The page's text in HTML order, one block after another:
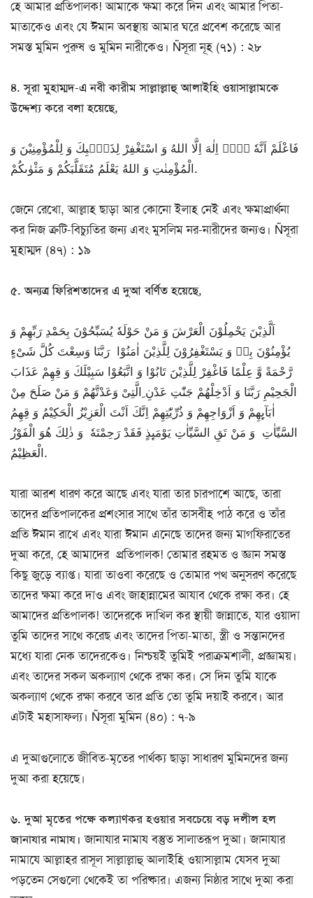
হে আমার প্রতিপালক! আমাকে ক্ষমা করে দিন এবং আমার পিতা-
মাতাকেও এবং যে ঈমান অবস্থায় আমার ঘরে প্রবেশ করেছে আর
সমস্ত মুমিন পুরুষ ও মুমিন নারীকেও। Ñসূরা নূহ (৭১) : ২৮
৪. সূরা মুহাম্মদ-এ নবী কারীম সাল্লাল্লাহু আলাইহি ওয়াসাল্লামকে
উদ্দেশ্য করে বলা হয়েছে,
فَاعْلَمْ اَنَّهٗ لَاۤ اِلٰهَ اِلَّا اللهُ وَ اسْتَغْفِرْ لِذَنْۢبِكَ وَ لِلْمُؤْمِنِیْنَ وَ
الْمُؤْمِنٰتِ وَ اللهُ یَعْلَمُ مُتَقَلَّبَكُمْ وَ مَثْوٰىكُمْ.
জেনে রেখো, আল্লাহ ছাড়া আর কোনো ইলাহ নেই এবং ক্ষমাপ্রার্থনা
কর নিজ ত্রুটি-বিচ্যুতির জন্য এবং মুসলিম নর-নারীদের জন্যও। Ñসূরা
মুহাম্মদ (৪৭) : ১৯
৫. অন্যত্র ফিরিশতাদের এ দুআ বর্ণিত হয়েছে,
اَلَّذِیْنَ یَحْمِلُوْنَ الْعَرْشَ وَ مَنْ حَوْلَهٗ یُسَبِّحُوْنَ بِحَمْدِ رَبِّهِمْ وَ
یُؤْمِنُوْنَ بِهٖ وَ یَسْتَغْفِرُوْنَ لِلَّذِیْنَ اٰمَنُوْا رَبَّنَا وَسِعْتَ كُلَّ شَیْءٍ
رَّحْمَةً وَّ عِلْمًا فَاغْفِرْ لِلَّذِیْنَ تَابُوْا وَ اتَّبَعُوْا سَبِیْلَكَ وَ قِهِمْ عَذَابَ
الْجَحِیْمِ رَبَّنَا وَ اَدْخِلْهُمْ جَنّٰتِ عَدْنِ ِالَّتِیْ وَعَدْتَّهُمْ وَ مَنْ صَلَحَ مِنْ
اٰبَآىِٕهِمْ وَ اَزْوَاجِهِمْ وَ ذُرِّیّٰتِهِمْ اِنَّكَ اَنْتَ الْعَزِیْزُ الْحَكِیْمُ وَ قِهِمُ
السَّیِّاٰتِ وَ مَنْ تَقِ السَّیِّاٰتِ یَوْمَىِٕذٍ فَقَدْ رَحِمْتَهٗ وَ ذٰلِكَ هُوَ الْفَوْزُ
الْعَظِیْمُ.
যারা আরশ ধারণ করে আছে এবং যারা তার চারপাশে আছে, তারা
তাদের প্রতিপালকের প্রশংসার সাথে তাঁর তাসবীহ পাঠ করে ও তাঁর
প্রতি ঈমান রাখে এবং যারা ঈমান এনেছে তাদের জন্য মাগফিরাতের
দুআ করে, হে আমাদের প্রতিপালক! তোমার রহমত ও জ্ঞান সমস্ত
কিছু জুড়ে ব্যাপ্ত। যারা তাওবা করেছে ও তোমার পথ অনুসরণ করেছে
তাদের ক্ষমা করে দাও এবং জাহান্নামের আযাব থেকে রক্ষা কর। হে
আমাদের প্রতিপালক! তাদেরকে দাখিল কর স্থায়ী জান্নাতে, যার ওয়াদা
তুমি তাদের সাথে করেছ এবং তাদের পিতা-মাতা, স্ত্রী ও সন্তানদের
মধ্যে যারা নেক তাদেরকেও। নিশ্চয়ই তুমিই পরাক্রমশালী, প্রজ্ঞাময়।
এবং তাদের সকল অকল্যাণ থেকে রক্ষা কর। সে দিন তুমি যাকে
অকল্যাণ থেকে রক্ষা করবে তার প্রতি তো তুমি দয়াই করবে। আর
এটাই মহাসাফল্য। Ñসূরা মুমিন (৪০) : ৭-৯
এ দুআগুলোতে জীবিত-মৃতের পার্থক্য ছাড়া সাধারণ মুমিনদের জন্য
দুআ করা হয়েছে।
৬. দুআ মৃতের পক্ষে কল্যাণকর হওয়ার সবচেয়ে বড় দলীল হল
জানাযার নামায। জানাযার নামায বস্তুত সালাতরূপ দুআ। জানাযার
নামাযে আল্লাহর রাসূল সাল্লাল্লাহু আলাইহি ওয়াসাল্লাম যেসব দুআ
পড়তেন সেগুলো থেকেই তা পরিষ্কার। এজন্য নিষ্ঠার সাথে দুআ করা